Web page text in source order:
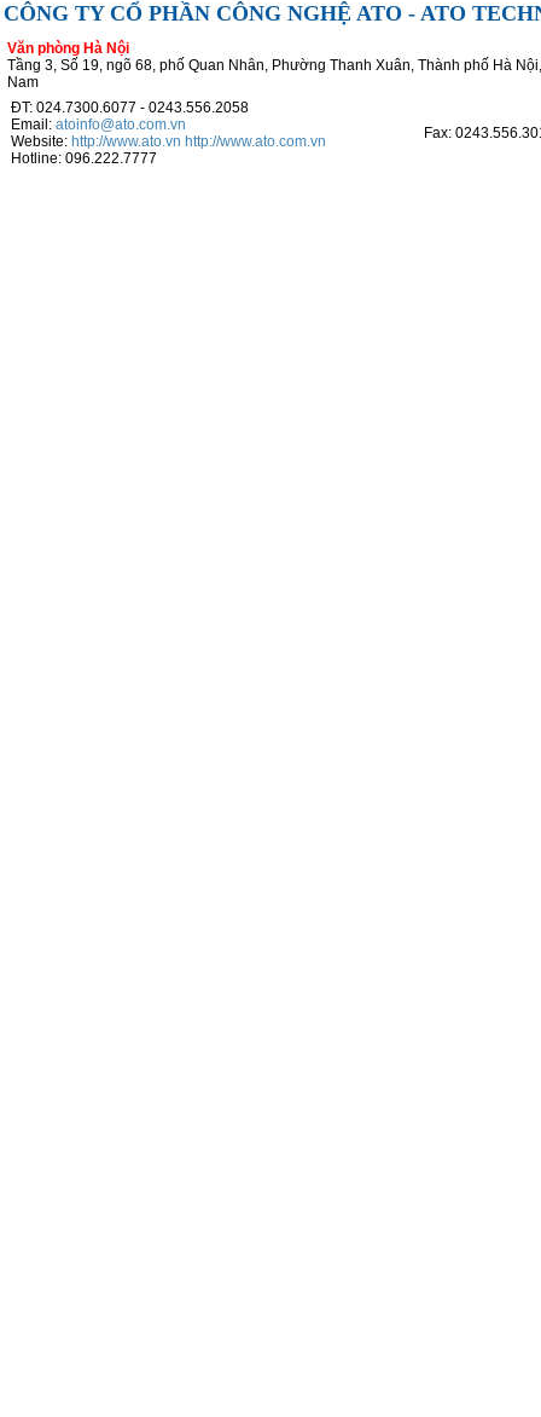
CÔNG TY CỔ PHẦN CÔNG NGHỆ ATO - ATO
Văn phòng Hà Nội
Tầng 3, Số 19, ngõ 68, phố Quan Nhân, Phường Thanh Xuân, Thành phố Hà
Nam
ĐT: 024.7300.6077 - 0243.556.2058
Email: atoinfo@ato.com.vn
Website: http://www.ato.vn http://www.ato.com.vn
Hotline: 096.222.7777
Fax: